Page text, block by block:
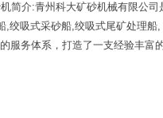
简介:青州科大矿砂机械有限公司
,绞吸式采砂船,绞吸式尾矿处理船,
服务体系，打造了一支经验丰富